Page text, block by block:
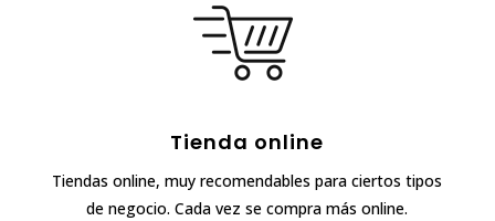
Tienda online
Tiendas online, muy recomendables para ciertos tipos
de negocio. Cada vez se compra más online.